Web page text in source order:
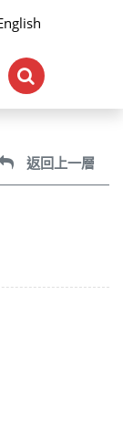
返回上一層